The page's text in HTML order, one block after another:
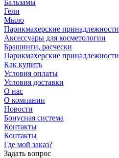
Бальзамы
Гели
Мыло
Парикмахерские принадлежности
Аксессуары для косметологии
Брашинги, расчески
Парикмахерские принадлежности
Как купить
Условия оплаты
Условия доставки
О нас
О компании
Новости
Бонусная система
Контакты
Контакты
Где мой заказ?
Задать вопрос